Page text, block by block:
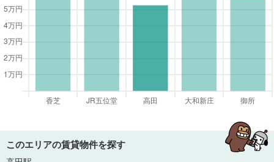
このエリアの賃貸物件を探す